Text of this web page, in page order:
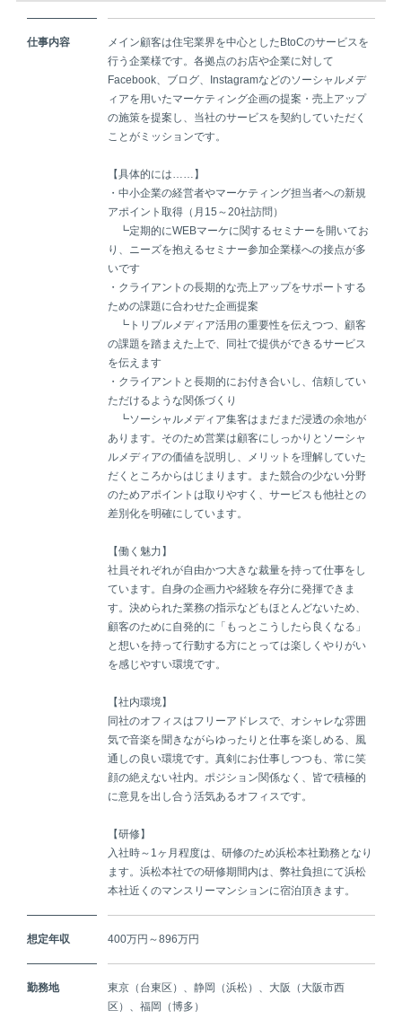
仕事内容
メイン顧客は住宅業界を中心としたBtoCのサービスを
行う企業様です。各拠点のお店や企業に対して
Facebook、ブログ、Instagramなどのソーシャルメデ
ィアを用いたマーケティング企画の提案・売上アップ
の施策を提案し、当社のサービスを契約していただく
ことがミッションです。
【具体的には……】
・中小企業の経営者やマーケティング担当者への新規
アポイント取得（月15～20社訪問）
┗定期的にWEBマーケに関するセミナーを開いてお
り、ニーズを抱えるセミナー参加企業様への接点が多
いです
・クライアントの長期的な売上アップをサポートする
ための課題に合わせた企画提案
┗トリプルメディア活用の重要性を伝えつつ、顧客
の課題を踏まえた上で、同社で提供ができるサービス
を伝えます
・クライアントと長期的にお付き合いし、信頼してい
ただけるような関係づくり
┗ソーシャルメディア集客はまだまだ浸透の余地が
あります。そのため営業は顧客にしっかりとソーシャ
ルメディアの価値を説明し、メリットを理解していた
だくところからはじまります。また競合の少ない分野
のためアポイントは取りやすく、サービスも他社との
差別化を明確にしています。
【働く魅力】
社員それぞれが自由かつ大きな裁量を持って仕事をし
ています。自身の企画力や経験を存分に発揮できま
す。決められた業務の指示などもほとんどないため、
顧客のために自発的に「もっとこうしたら良くなる」
と想いを持って行動する方にとっては楽しくやりがい
を感じやすい環境です。
【社内環境】
同社のオフィスはフリーアドレスで、オシャレな雰囲
気で音楽を聞きながらゆったりと仕事を楽しめる、風
通しの良い環境です。真剣にお仕事しつつも、常に笑
顔の絶えない社内。ポジション関係なく、皆で積極的
に意見を出し合う活気あるオフィスです。
【研修】
入社時～1ヶ月程度は、研修のため浜松本社勤務となり
ます。浜松本社での研修期間内は、弊社負担にて浜松
本社近くのマンスリーマンションに宿泊頂きます。
想定年収 400万円～896万円
勤務地
東京（台東区）、静岡（浜松）、大阪（大阪市西
区）、福岡（博多）